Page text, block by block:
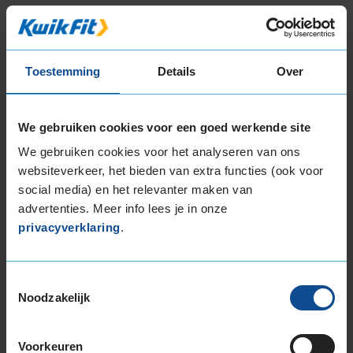
Toestemming Details Over
We gebruiken cookies voor een goed werkende site
We gebruiken cookies voor het analyseren van ons
websiteverkeer, het bieden van extra functies (ook voor
social media) en het relevanter maken van
advertenties. Meer info lees je in onze
privacyverklaring.
Noodzakelijk
Voorkeuren
Deze band is beoordeeld met het EU
met een minder goede brandstofefficiëntie.
gewaardeerd met een D-label, wat betekent
dat deze band minder goede grip heeft bij
natte weersomstandigheden.
De band heeft een extern rolgeluid van 72 dB
met B-notering, wat betekent dat deze band
bandenlabel van deze band, klik dan